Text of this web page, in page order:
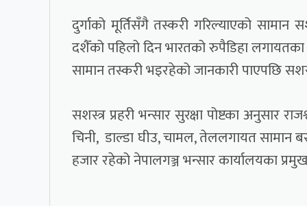
दुर्गाको मूर्तिसँगै तस्करी गरिल्याएको
दशैँको पहिलो दिन भारतको रुपैडिहा लगायतका
सामान तस्करी भइरहेको जानकारी पाएपछि
सशस्त्र प्रहरी भन्सार सुरक्षा पोष्टका अनुसार
चिनी, डाल्डा घीउ, चामल, तेललगायत सामान
हजार रहेको नेपालगञ्ज भन्सार कार्यालयका